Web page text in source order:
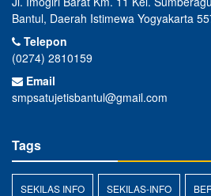
Bantul, Daerah Istimewa Yogyakarta
Telepon
(0274) 2810159
Email
smpsatujetisbantul@gmail.com
Tags
SEKILAS INFO SEKILAS-INFO